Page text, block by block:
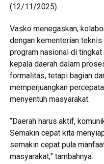
(12/11/2025).
Vasko menegaskan,
dengan kementerian
program nasional di tingkat
kepala daerah dalam
formalitas, tetapi bagian
memperjuangkan
menyentuh masyarakat.
“Daerah harus aktif,
Semakin cepat kita
semakin cepat pula
masyarakat,” tambahnya.